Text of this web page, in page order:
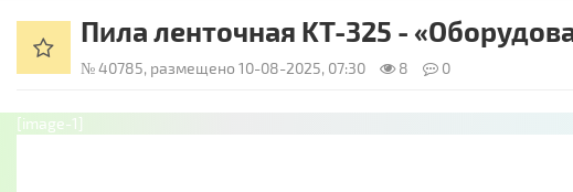
Пила ленточная KT-325 -
№ 40785, размещено 10-08-2025, 07:30 8 0
[image-1]